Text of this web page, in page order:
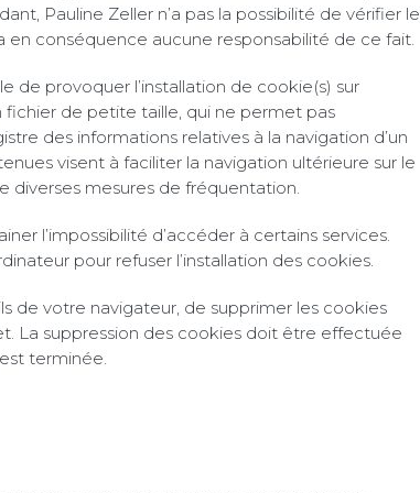
Pauline Zeller n’a pas la possibilité de vérifier le
en conséquence aucune responsabilité de ce fait.
de provoquer l’installation de cookie(s) sur
fichier de petite taille, qui ne permet pas
des informations relatives à la navigation d’un
visent à faciliter la navigation ultérieure sur le
mesures de fréquentation.
l’impossibilité d’accéder à certains services.
pour refuser l’installation des cookies.
de votre navigateur, de supprimer les cookies
La suppression des cookies doit être effectuée
terminée.